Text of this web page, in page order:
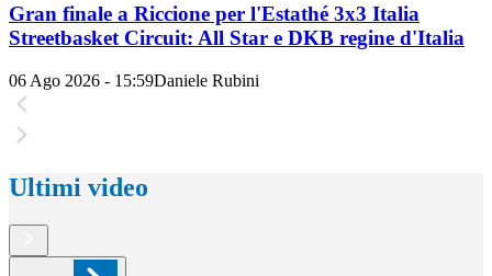
Gran finale a Riccione per l'Estathé 3x3 Italia
Streetbasket Circuit: All Star e DKB regine d'Italia
06 Ago 2026 - 15:59Daniele Rubini
Ultimi video